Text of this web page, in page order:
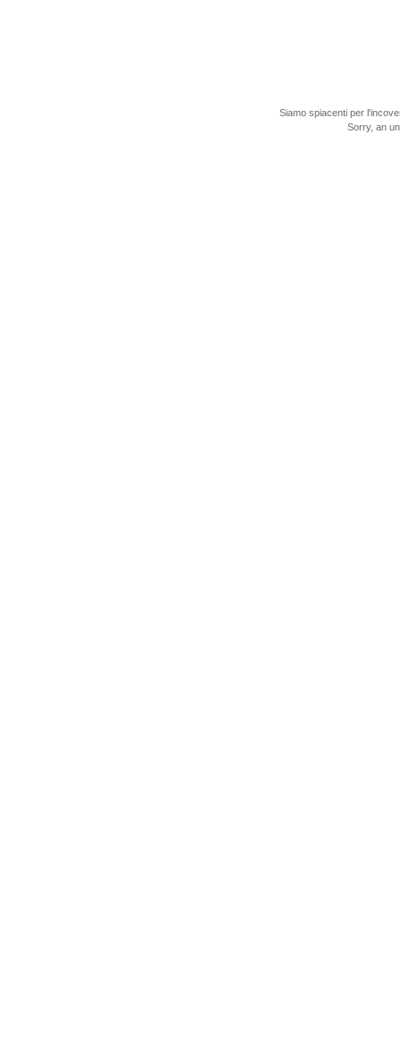
Siamo spiacenti per
Sorry, an